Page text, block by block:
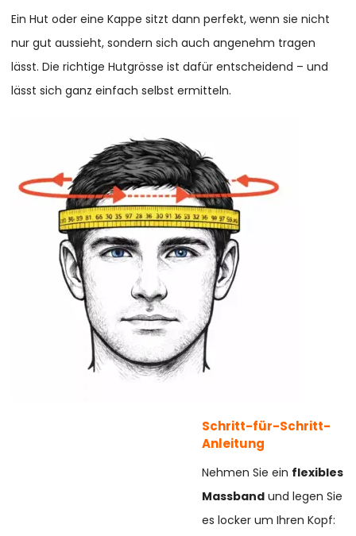
Ein Hut oder eine Kappe sitzt dann perfekt, wenn sie nicht
nur gut aussieht, sondern sich auch angenehm tragen
lässt. Die richtige Hutgrösse ist dafür entscheidend – und
lässt sich ganz einfach selbst ermitteln.
Schritt-für-Schritt-
Anleitung
Nehmen Sie ein flexibles
Massband und legen Sie
es locker um Ihren Kopf: